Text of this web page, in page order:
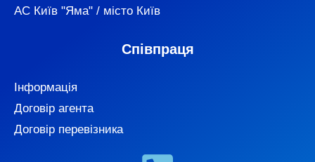
АС Київ "Яма" / місто Київ
Співпраця
Інформація
Договір агента
Договір перевізника